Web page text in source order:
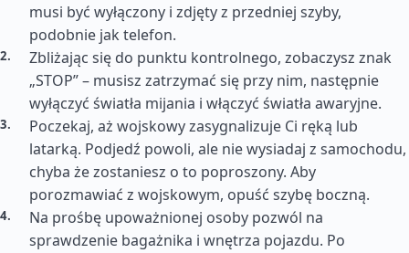
musi być wyłączony i zdjęty z przedniej szyby,
podobnie jak telefon.
Zbliżając się do punktu kontrolnego, zobaczysz znak
„STOP” – musisz zatrzymać się przy nim, następnie
wyłączyć światła mijania i włączyć światła awaryjne.
Poczekaj, aż wojskowy zasygnalizuje Ci ręką lub
latarką. Podjedź powoli, ale nie wysiadaj z samochodu,
chyba że zostaniesz o to poproszony. Aby
porozmawiać z wojskowym, opuść szybę boczną.
Na prośbę upoważnionej osoby pozwól na
sprawdzenie bagażnika i wnętrza pojazdu. Po